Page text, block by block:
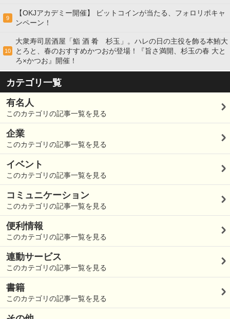
9
【OKJアカデミー開催】 ビットコインが当たる、フォロリポキャ
ンペーン！
10
大衆寿司居酒屋「鮨 酒 肴 杉玉」。ハレの日の主役を飾る本鮪大
とろと、春のおすすめかつおが登場！『旨さ満開、杉玉の春 大と
ろ×かつお』開催！
カテゴリ一覧
有名人
このカテゴリの記事一覧を見る
企業
このカテゴリの記事一覧を見る
イベント
このカテゴリの記事一覧を見る
コミュニケーション
このカテゴリの記事一覧を見る
便利情報
このカテゴリの記事一覧を見る
連動サービス
このカテゴリの記事一覧を見る
書籍
このカテゴリの記事一覧を見る